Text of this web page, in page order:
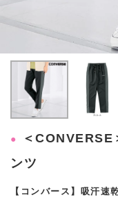
＜CONVERSE
ンツ
【コンバース】吸汗速